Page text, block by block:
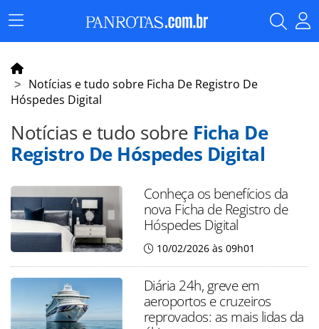
Menu
Principal
Notícias e tudo sobre Ficha De Registro De
Hóspedes Digital
Notícias e tudo sobre Ficha De
Registro De Hóspedes Digital
Conheça os benefícios da
nova Ficha de Registro de
Hóspedes Digital
10/02/2026 às 09h01
Diária 24h, greve em
aeroportos e cruzeiros
reprovados: as mais lidas da